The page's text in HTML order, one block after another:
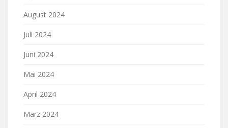
August 2024
Juli 2024
Juni 2024
Mai 2024
April 2024
März 2024